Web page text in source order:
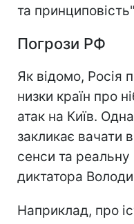
та
Погрози РФ
Як відомо, Росія
низки країн про
атак на Київ.
закликає вачати
сенси та реальну
диктатора
Наприклад, про